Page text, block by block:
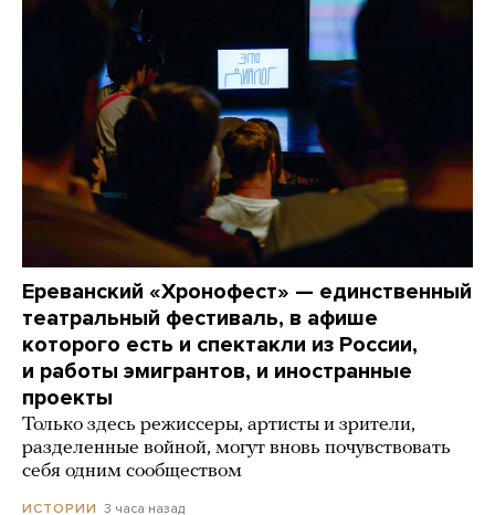
Ереванский «Хронофест» — единственный
театральный фестиваль, в афише
которого есть и спектакли из России,
и работы эмигрантов, и иностранные
проекты
Только здесь режиссеры, артисты и зрители,
разделенные войной, могут вновь почувствовать
себя одним сообществом
ИСТОРИИ 3 часа назад